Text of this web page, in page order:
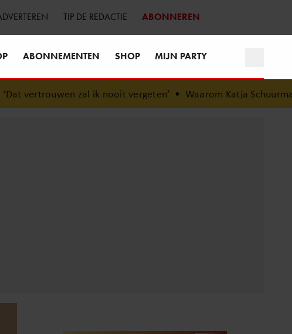
TIP DE REDACTIE ABONNEREN
ABONNEMENTEN SHOP MIJN PARTY
zal ik nooit vergeten’ •Waarom Katja Schuurman bewust voor